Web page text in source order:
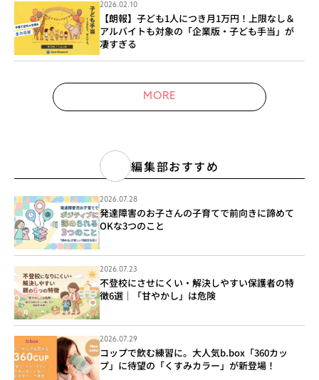
2026.02.10
【朗報】子ども1人につき月1万円！上限なし＆
アルバイトも対象の「企業版・子ども手当」が
凄すぎる
MORE
編集部おすすめ
2026.07.28
発達障害のお子さんの子育てで前向きに諦めて
OKな3つのこと
2026.07.23
不登校にさせにくい・解決しやすい保護者の特
徴6選｜「甘やかし」は危険
2026.07.29
コップで飲む練習に。大人気b.box「360カッ
プ」に待望の「くすみカラー」が新登場！